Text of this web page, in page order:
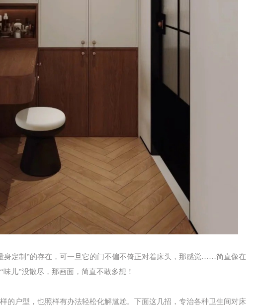
身定制”的存在，可一旦它的门不偏不倚正对着床头，那感觉……简直像在
儿”没散尽，那画面，简直不敢多想！
的户型，也照样有办法轻松化解尴尬。下面这几招，专治各种卫生间对床